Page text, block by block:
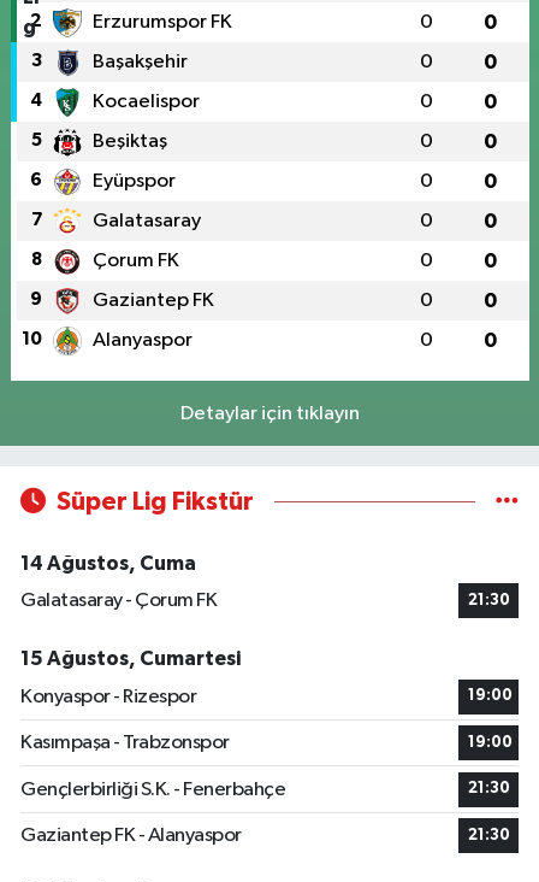
2 Erzurumspor FK 0 0
3 Başakşehir 0 0
4 Kocaelispor 0 0
5 Beşiktaş 0 0
6 Eyüpspor 0 0
7 Galatasaray 0 0
8 Çorum FK 0 0
9 Gaziantep FK 0 0
10 Alanyaspor 0 0
Detaylar için tıklayın
Süper Lig Fikstür
14 Ağustos, Cuma
Galatasaray - Çorum FK
21:30
15 Ağustos, Cumartesi
Konyaspor - Rizespor
19:00
Kasımpaşa - Trabzonspor 19:00
Gençlerbirliği S.K. - Fenerbahçe 21:30
Gaziantep FK - Alanyaspor 21:30